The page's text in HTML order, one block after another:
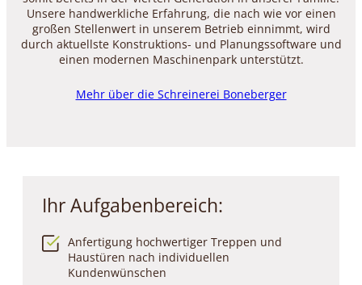
Unsere handwerkliche Erfahrung, die nach wie vor einen
großen Stellenwert in unserem Betrieb einnimmt, wird
durch aktuellste Konstruktions- und Planungssoftware und
einen modernen Maschinenpark unterstützt.
Mehr über die Schreinerei Boneberger
Ihr Aufgabenbereich:
Anfertigung hochwertiger Treppen und
Haustüren nach individuellen
Kundenwünschen